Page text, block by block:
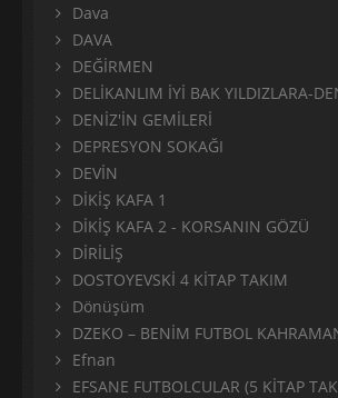
Dava
DAVA
DEĞİRMEN
DELİKANLIM İYİ BAK YILDIZLARA-
DENİZ'İN GEMİLERİ
DEPRESYON SOKAĞI
DEVİN
DİKİŞ KAFA 1
DİKİŞ KAFA 2 - KORSANIN GÖZÜ
DİRİLİŞ
DOSTOYEVSKİ 4 KİTAP TAKIM
Dönüşüm
DZEKO – BENİM FUTBOL
Efnan
EFSANE FUTBOLCULAR (5 KİTAP